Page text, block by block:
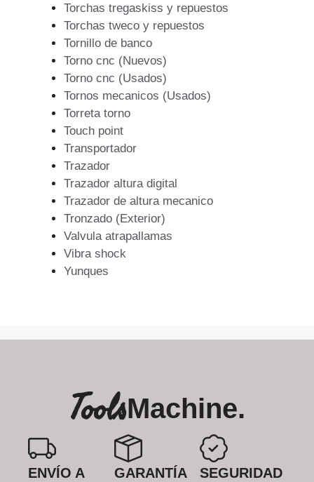
Torchas tregaskiss y repuestos
Torchas tweco y repuestos
Tornillo de banco
Torno cnc (Nuevos)
Torno cnc (Usados)
Tornos mecanicos (Usados)
Torreta torno
Touch point
Transportador
Trazador
Trazador altura digital
Trazador de altura mecanico
Tronzado (Exterior)
Valvula atrapallamas
Vibra shock
Yunques
ToolsMachine.
ENVÍO A
GARANTÍA
SEGURIDAD